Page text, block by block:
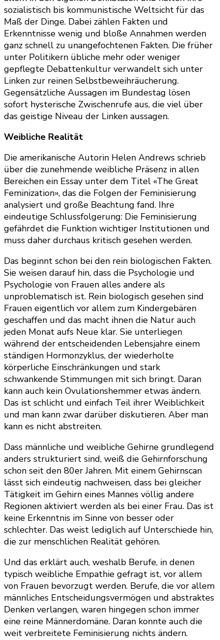
sozialistisch bis kommunistische Weltsicht für das
Maß der Dinge. Dabei zählen Fakten und
Erkenntnisse wenig und bloße Annahmen werden
ganz schnell zu unangefochtenen Fakten. Die früher
unter Politikern übliche mehr oder weniger
gepflegte Debattenkultur verwandelt sich unter
Linken zur reinen Selbstbeweihräucherung.
Gegensätzliche Aussagen im Bundestag lösen
sofort hysterische Zwischenrufe aus, die viel über
das geistige Niveau der Linken aussagen.
Weibliche Realität
Die amerikanische Autorin Helen Andrews schrieb
über die zunehmende weibliche Präsenz in allen
Bereichen ein Essay unter dem Titel «The Great
Feminization», das die Folgen der Feminisierung
analysiert und große Beachtung fand. Ihre
eindeutige Schlussfolgerung: Die Feminisierung
gefährdet die Funktion wichtiger Institutionen und
muss daher durchaus kritisch gesehen werden.
Das beginnt schon bei den rein biologischen Fakten.
Sie weisen darauf hin, dass die Psychologie und
Psychologie von Frauen alles andere als
unproblematisch ist. Rein biologisch gesehen sind
Frauen eigentlich vor allem zum Kindergebären
geschaffen und das macht ihnen die Natur auch
jeden Monat aufs Neue klar. Sie unterliegen
während der entscheidenden Lebensjahre einem
ständigen Hormonzyklus, der wiederholte
körperliche Einschränkungen und stark
schwankende Stimmungen mit sich bringt. Daran
kann auch kein Ovulationshemmer etwas ändern.
Das ist schlicht und einfach Teil ihrer Weiblichkeit
und man kann zwar darüber diskutieren. Aber man
kann es nicht abstreiten.
Dass männliche und weibliche Gehirne grundlegend
anders strukturiert sind, weiß die Gehirnforschung
schon seit den 80er Jahren. Mit einem Gehirnscan
lässt sich eindeutig nachweisen, dass bei gleicher
Tätigkeit im Gehirn eines Mannes völlig andere
Regionen aktiviert werden als bei einer Frau. Das ist
keine Erkenntnis im Sinne von besser oder
schlechter. Das weist lediglich auf Unterschiede hin,
die zur menschlichen Realität gehören.
Und das erklärt auch, weshalb Berufe, in denen
typisch weibliche Empathie gefragt ist, vor allem
von Frauen bevorzugt werden. Berufe, die vor allem
männliches Entscheidungsvermögen und abstraktes
Denken verlangen, waren hingegen schon immer
eine reine Männerdomäne. Daran konnte auch die
weit verbreitete Feminisierung nichts ändern.